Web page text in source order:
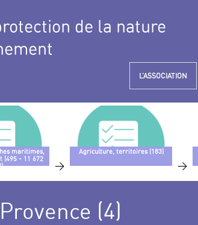
de la nature
L’ASSOCIATION
maritimes,
- 11 672
>
Agriculture, territoires (183)
>
(4)